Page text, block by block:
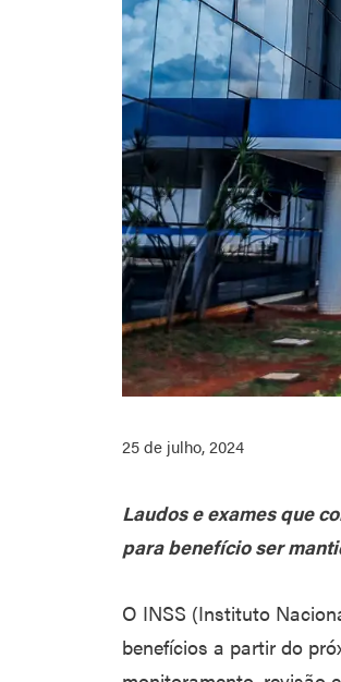
25 de julho, 2024
Laudos e exames que
para benefício ser
O INSS (Instituto
benefícios a partir do